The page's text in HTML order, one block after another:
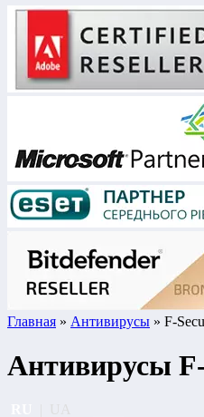
Главная » Антивирусы » F-
Антивирусы